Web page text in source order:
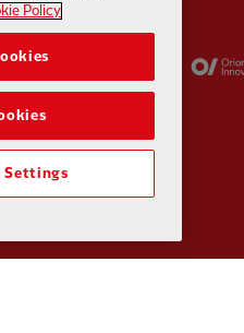
Policy
Settings